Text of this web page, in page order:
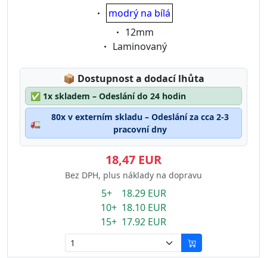
Eigenschaft:
modrý na bílá
Eigenschaft:
12mm
Eigenschaft:
Laminovaný
📦 Lagerstatus:
Dostupnost a dodací lhůta
✅ 1x skladem – Odeslání do 24 hodin
🚛
80x v externím skladu – Odeslání za cca 2-3
pracovní dny
18,47 EUR
Bez DPH, plus náklady na dopravu
5+ 18.29 EUR
10+ 18.10 EUR
15+ 17.92 EUR